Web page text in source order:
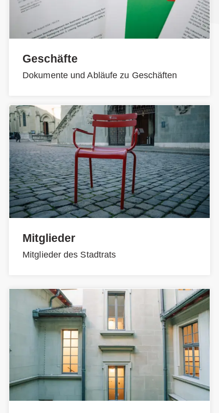
Geschäfte
Dokumente und Abläufe zu Geschäften
Mitglieder
Mitglieder des Stadtrats